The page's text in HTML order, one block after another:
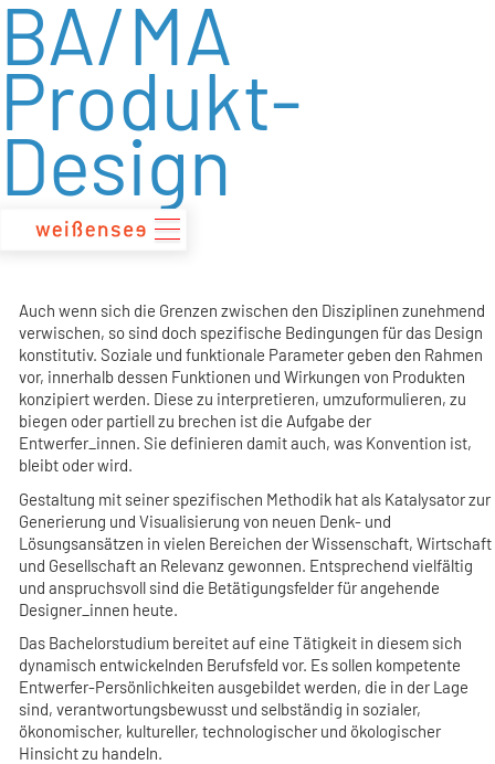
zum
Inhalt
BA/MA
Produkt-
Design
Auch wenn sich die Grenzen zwischen den Disziplinen zunehmend
verwischen, so sind doch spezifische Bedingungen für das Design
konstitutiv. Soziale und funktionale Parameter geben den Rahmen
vor, innerhalb dessen Funktionen und Wirkungen von Produkten
konzipiert werden. Diese zu interpretieren, umzuformulieren, zu
biegen oder partiell zu brechen ist die Aufgabe der
Entwerfer_innen. Sie definieren damit auch, was Konvention ist,
bleibt oder wird.
Gestaltung mit seiner spezifischen Methodik hat als Katalysator zur
Generierung und Visualisierung von neuen Denk- und
Lösungsansätzen in vielen Bereichen der Wissenschaft, Wirtschaft
und Gesellschaft an Relevanz gewonnen. Entsprechend vielfältig
und anspruchsvoll sind die Betätigungsfelder für angehende
Designer_innen heute.
Das Bachelorstudium bereitet auf eine Tätigkeit in diesem sich
dynamisch entwickelnden Berufsfeld vor. Es sollen kompetente
Entwerfer-Persönlichkeiten ausgebildet werden, die in der Lage
sind, verantwortungsbewusst und selbständig in sozialer,
ökonomischer, kultureller, technologischer und ökologischer
Hinsicht zu handeln.